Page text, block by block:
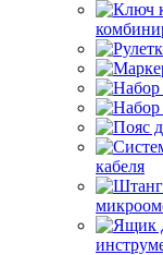
кабеля